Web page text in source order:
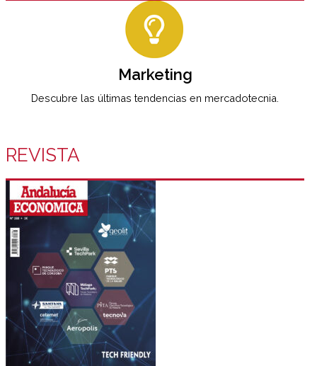
Marketing
Descubre las últimas tendencias en mercadotecnia.
REVISTA